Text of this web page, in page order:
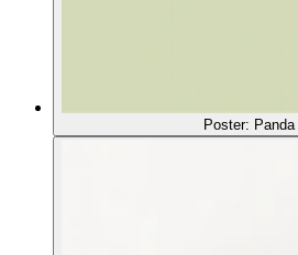
Poster: